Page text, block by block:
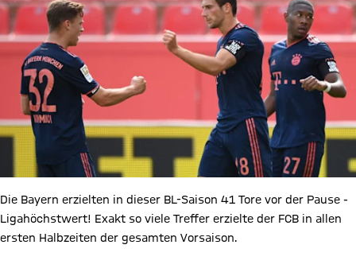
Die Bayern erzielten in dieser BL-Saison 41 Tore vor der Pause -
Ligahöchstwert! Exakt so viele Treffer erzielte der FCB in allen
ersten Halbzeiten der gesamten Vorsaison.